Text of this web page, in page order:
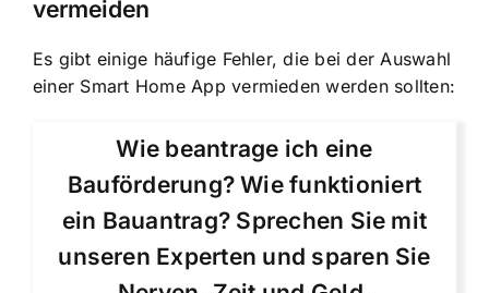
vermeiden
Es gibt einige häufige Fehler, die bei der Auswahl
einer Smart Home App vermieden werden sollten:
Wie beantrage ich eine
Bauförderung? Wie funktioniert
ein Bauantrag? Sprechen Sie mit
unseren Experten und sparen Sie